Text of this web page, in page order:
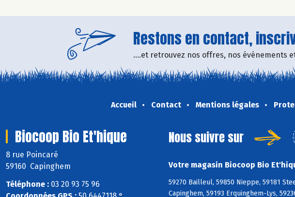
Restons en contact,
....et retrouvez nos offres, nos événements
Accueil Contact Mentions légales
Biocoop Bio Et'hique
8 rue Poincaré
59160 Capinghem
Téléphone : 03 20 93 75 96
Nous suivre sur
Votre magasin Biocoop Bio
59270 Bailleul, 59850 Nieppe, 59181
Capinghem, 59193 Erquinghem-Lys,